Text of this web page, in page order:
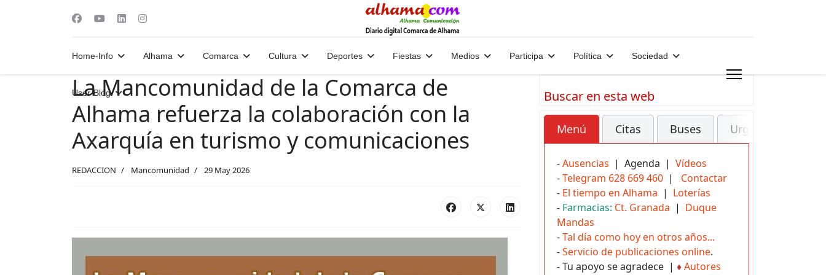
Home-Info Alhama Comarca Cultura Deportes Fiestas Medios Participa Política Sociedad
User-Blog
La Mancomunidad de la Comarca de
Alhama refuerza la colaboración con la
Axarquía en turismo y comunicaciones
REDACCION Mancomunidad 29 May 2026
Buscar en esta web
Menú Citas Buses Urgencias
-Ausencias | Agenda | Vídeos
-Telegram 628 669 460 | Contactar
- El tiempo en Alhama | Loterías
- Farmacias: Ct. Granada | Duque
Mandas
-Tal día como hoy en otros años...
-Servicio de publicaciones online.
- Tu apoyo se agradece | ♦Autores